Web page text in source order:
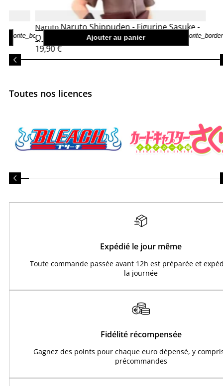
favorite_border Ajouter au panier favorite_border
NarutoNaruto Shippuden - Figurine Sasuke -
Q posket
19,90 €
Toutes nos licences
Expédié le jour même
Toute commande passée avant 12h est préparée et
la journée
Fidélité récompensée
Gagnez des points pour chaque euro dépensé, y
précommandes